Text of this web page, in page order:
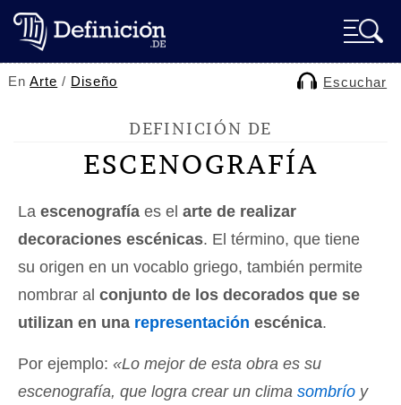
EnArte / Diseño Escuchar
DEFINICIÓN DE
ESCENOGRAFÍA
La escenografía es el arte de realizar
decoraciones escénicas. El término, que tiene
su origen en un vocablo griego, también permite
nombrar al conjunto de los decorados que se
utilizan en una representación escénica.
Por ejemplo: «Lo mejor de esta obra es su
escenografía, que logra crear un clima sombrío y